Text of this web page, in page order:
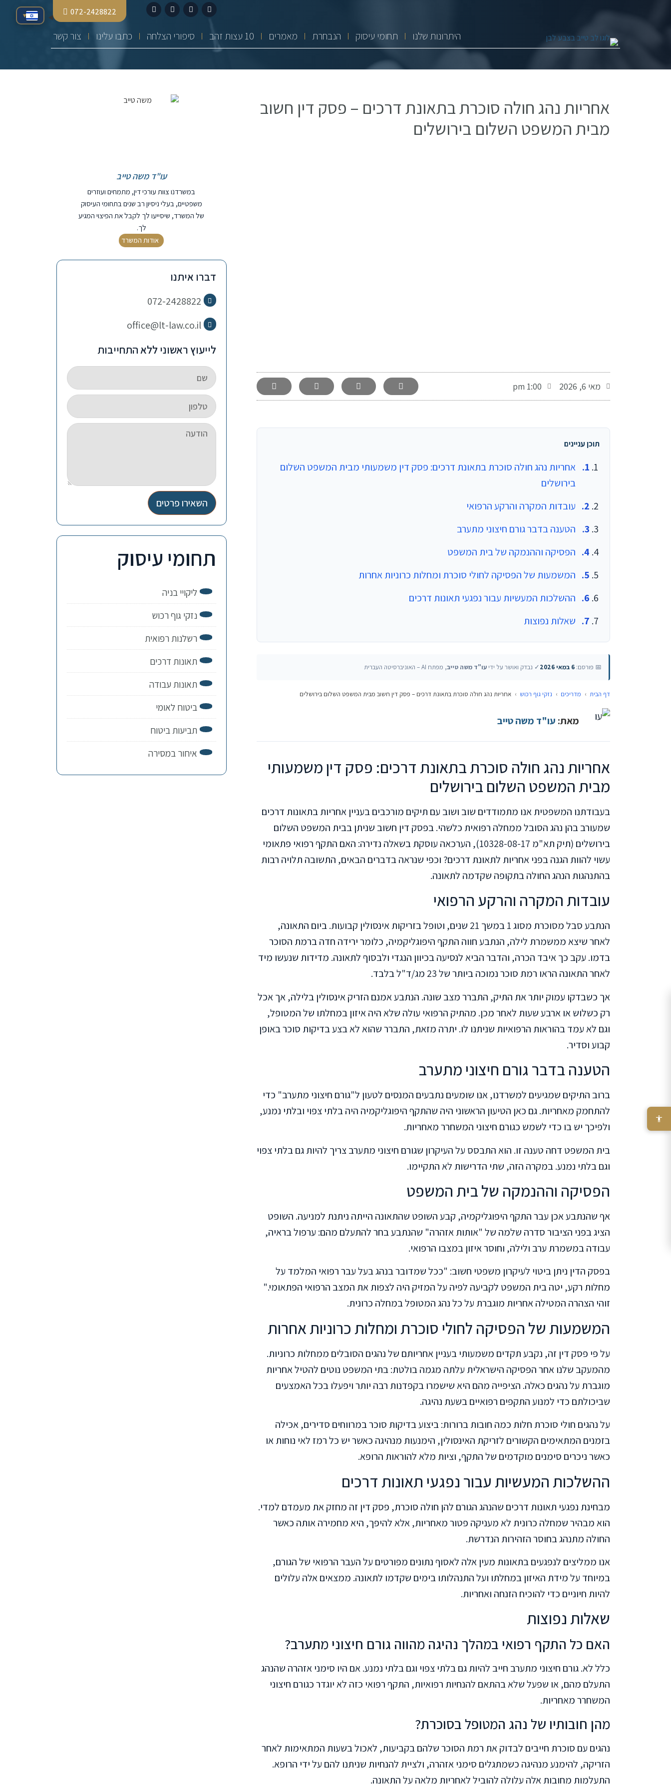
072-2428822
היתרונות שלנו תחומי עיסוק הנבחרת מאמרים 10 עצות זהב סיפורי הצלחה כתבו עלינו צור קשר
אחריות נהג חולה סוכרת בתאונת דרכים – פסק דין חשוב
מבית המשפט השלום בירושלים
מאי 6, 2026 1:00 pm
תוכן עניינים
אחריות נהג חולה סוכרת בתאונת דרכים: פסק דין משמעותי מבית המשפט השלום
בירושלים
עובדות המקרה והרקע הרפואי
הטענה בדבר גורם חיצוני מתערב
הפסיקה וההנמקה של בית המשפט
המשמעות של הפסיקה לחולי סוכרת ומחלות כרוניות אחרות
ההשלכות המעשיות עבור נפגעי תאונות דרכים
שאלות נפוצות
📅 פורסם: 6 במאי 2026 ✓ נבדק ואושר על ידי עו"ד משה טייב, מפתח AI – האוניברסיטה העברית
דף הבית › מדריכים › נזקי גוף רכוש › אחריות נהג חולה סוכרת בתאונת דרכים – פסק דין חשוב מבית המשפט השלום בירושלים
מאת: עו"ד משה טייב
אחריות נהג חולה סוכרת בתאונת דרכים: פסק דין משמעותי
מבית המשפט השלום בירושלים
בעבודתנו המשפטית אנו מתמודדים שוב ושוב עם תיקים מורכבים בעניין אחריות בתאונות דרכים
שמעורב בהן נהג הסובל ממחלה רפואית כלשהי. בפסק דין חשוב שניתן בבית המשפט השלום
בירושלים (תיק תא"מ 10328-08-17), הערכאה עוסקת בשאלה נדירה: האם התקף רפואי פתאומי
עשוי להוות הגנה בפני אחריות לתאונת דרכים? וכפי שנראה בדברים הבאים, התשובה תלויה רבות
בהתנהגות הנהג החולה בתקופה שקדמה לתאונה.
עובדות המקרה והרקע הרפואי
הנתבע סבל מסוכרת מסוג 1 במשך 21 שנים, וטופל בזריקות אינסולין קבועות. ביום התאונה,
לאחר שיצא ממשמרת לילה, הנתבע חווה התקף היפוגליקמיה, כלומר ירידה חדה ברמת הסוכר
בדמו. עקב כך איבד הכרה, והדבר הביא לנסיעה בכיוון הנגדי ולבסוף לתאונה. מדידות שנעשו מיד
לאחר התאונה הראו רמת סוכר נמוכה ביותר של 23 מג/ד"ל בלבד.
אך כשבדקו עמוק יותר את התיק, התברר מצב שונה. הנתבע אמנם הזריק אינסולין בלילה, אך אכל
רק כשלוש או ארבע שעות לאחר מכן. מהתיק הרפואי עולה שלא היה איזון במחלתו של המטופל,
וגם לא עמד בהוראות הרפואיות שניתנו לו. יתרה מזאת, התברר שהוא לא בצע בדיקות סוכר באופן
קבוע וסדיר.
הטענה בדבר גורם חיצוני מתערב
ברוב התיקים שמגיעים למשרדנו, אנו שומעים נתבעים המנסים לטעון ל"גורם חיצוני מתערב" כדי
להתחמק מאחריות. גם כאן הטיעון הראשוני היה שהתקף היפוגליקמיה היה בלתי צפוי ובלתי נמנע,
ולפיכך יש בו כדי לשמש כגורם חיצוני המשחרר מאחריות.
בית המשפט דחה טענה זו. הוא התבסס על העיקרון שגורם חיצוני מתערב צריך להיות גם בלתי צפוי
וגם בלתי נמנע. במקרה הזה, שתי הדרישות לא התקיימו.
הפסיקה וההנמקה של בית המשפט
אף שהנתבע אכן עבר התקף היפוגליקמיה, קבע השופט שהתאונה הייתה ניתנת למניעה. השופט
הציג בפני הציבור סדרה שלמה של "אותות אזהרה" שהנתבע בחר להתעלם מהם: ערפול בראיה,
עבודה במשמרת ערב ולילה, וחוסר איזון במצבו הרפואי.
בפסק הדין ניתן ביטוי לעיקרון משפטי חשוב: "ככל שמדובר בנהג בעל עבר רפואי המלמד על
מחלות רקע, יטה בית המשפט לקביעה לפיה על המזיק היה לצפות את המצב הרפואי הפתאומי."
זוהי הצהרה המטילה אחריות מוגברת על כל נהג המטופל במחלה כרונית.
המשמעות של הפסיקה לחולי סוכרת ומחלות כרוניות אחרות
על פי פסק דין זה, נקבע תקדים משמעותי בעניין אחריותם של נהגים הסובלים ממחלות כרוניות.
מהמעקב שלנו אחר הפסיקה הישראלית עלתה מגמה בולטת: בתי המשפט נוטים להטיל אחריות
מוגברת על נהגים כאלה. הציפייה מהם היא שישמרו בקפדנות רבה יותר ויפעלו בכל האמצעים
שביכולתם כדי למנוע התקפים רפואיים בשעת נהיגה.
על נהגים חולי סוכרת חלות כמה חובות ברורות: ביצוע בדיקות סוכר במרווחים סדירים, אכילה
בזמנים המתאימים הקשורים לזריקת האינסולין, הימנעות מנהיגה כאשר יש כל רמז לאי נוחות או
כאשר ניכרים סימנים מוקדמים של התקף, וציות מלא להוראות הרופא.
ההשלכות המעשיות עבור נפגעי תאונות דרכים
מבחינת נפגעי תאונות דרכים שהנהג הגורם להן חולה סוכרת, פסק דין זה מחזק את מעמדם למדי.
הוא מבהיר שמחלה כרונית לא מעניקה פטור מאחריות, אלא להיפך, היא מחמירה אותה כאשר
החולה מתנהג בחוסר הזהירות הנדרשת.
אנו ממליצים לנפגעים בתאונות מעין אלה לאסוף נתונים מפורטים על העבר הרפואי של הגורם,
במיוחד על מידת האיזון במחלתו ועל התנהלותו בימים שקדמו לתאונה. ממצאים אלה עלולים
להיות חיוניים כדי להוכיח הזנחה ואחריות.
שאלות נפוצות
האם כל התקף רפואי במהלך נהיגה מהווה גורם חיצוני מתערב?
כלל לא. גורם חיצוני מתערב חייב להיות גם בלתי צפוי וגם בלתי נמנע. אם היו סימני אזהרה שהנהג
התעלם מהם, או שפעל שלא בהתאם להנחיות רפואיות, התקף רפואי כזה לא יוגדר כגורם חיצוני
המשחרר מאחריות.
מהן חובותיו של נהג המטופל בסוכרת?
נהגים עם סוכרת חייבים לבדוק את רמת הסוכר שלהם בקביעות, לאכול בשעות המתאימות לאחר
הזריקה, להימנע מנהיגה כשמתגלים סימני אזהרה, ולציית להנחיות שניתנו להם על ידי הרופא.
התעלמות מחובות אלה עלולה להוביל לאחריות מלאה על התאונה.
עו"ד משה טייב
במשרדנו צוות עורכי דין, מתמחים ועוזרים
משפטיים, בעלי ניסיון רב שנים בתחומי העיסוק
של המשרד, שיסייעו לך לקבל את הפיצוי המגיע
לך.
אודות המשרד
דברו איתנו
072-2428822
office@lt-law.co.il
לייעוץ ראשוני ללא התחייבות
השאירו פרטים
תחומי עיסוק
ליקויי בניה
נזקי גוף רכוש
רשלנות רפואית
תאונות דרכים
תאונות עבודה
ביטוח לאומי
תביעות ביטוח
איחור במסירה
▾